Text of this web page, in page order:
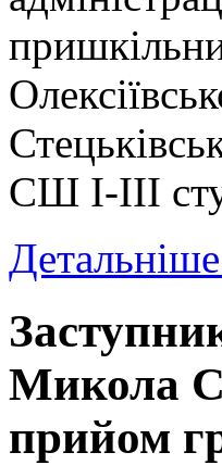
СШ І-ІІІ
Микола
прийом